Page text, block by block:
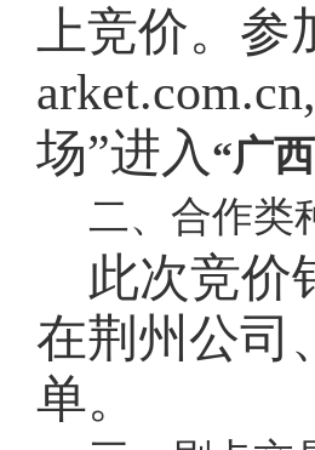
上竞价。
场”进入 “广
二、合作类
此次竞价
在荆州公司
单。